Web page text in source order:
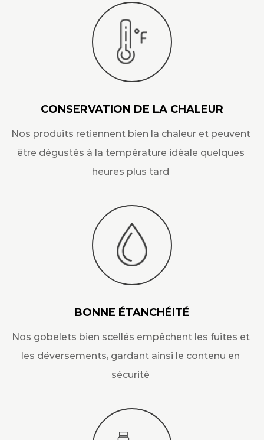
CONSERVATION DE LA CHALEUR
Nos produits retiennent bien la chaleur et peuvent
être dégustés à la température idéale quelques
heures plus tard
BONNE ÉTANCHÉITÉ
Nos gobelets bien scellés empêchent les fuites et
les déversements, gardant ainsi le contenu en
sécurité